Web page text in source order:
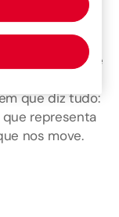
de
juntos até
humano. Do
que diz tudo:
que representa
nos move.